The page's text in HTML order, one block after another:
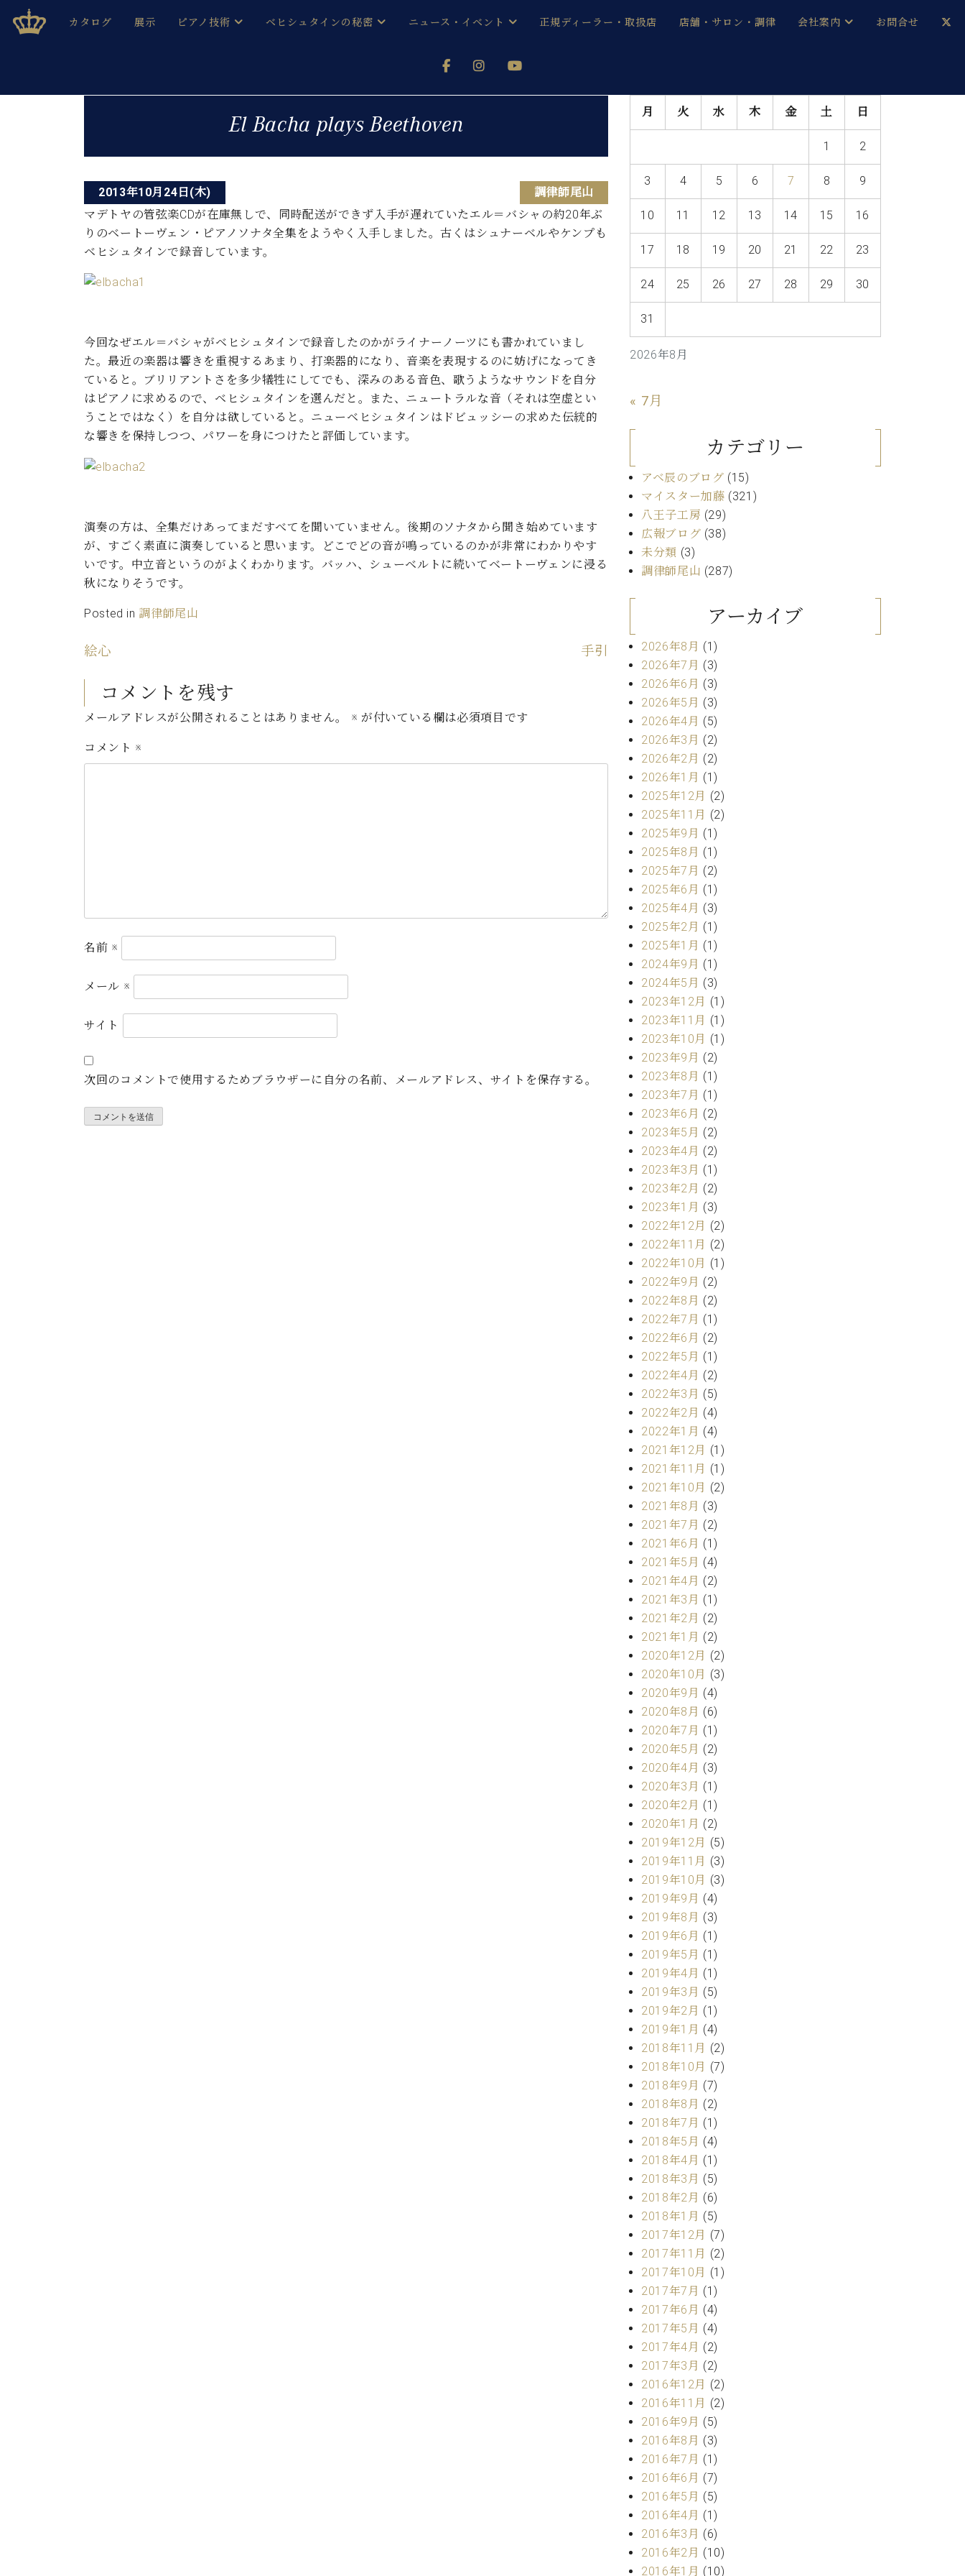
ベヒシュタインジャパン公式サイト
BECHSTEIN JAPAN Official Site
カタログ
C.ベヒシュタイン コンサート/C.ベヒシュタイン レジデンス
グランドピアノ
アップライトピアノ
C.ベヒシュタイン アカデミー
W.ホフマン プロフェッショナル
W.ホフマン トラディション
C.BECHSTEIN Digital(ベヒシュタイン デジタル)
展示 ピアノ技術
音色とタッチ
み
ピアノ製造番号
ベヒシュタインの秘密
ベヒシュタインを弾く前に
納入実績 音楽教室
ご愛用者の声
ニュース・イベント
メルマガ会員登録ご案内
(入荷情報等)
(お知らせ・メディア情報)
キャンペーン
コンクール
音楽教室
正規ディーラー・取扱店 店舗・サロン・調律
ベヒシュタイン・シューレ音楽教室
ベヒシュタイン・セントラム 東京
ホール・スタジオレンタル
ホール・スタジオ空き状況
動画収録サービス
セントラム東京のご案内(PDF)
お問い合わせ
本社：八王子・技術営業センター
スタッフご挨拶
アーティストカスタマーサービス(調律)
アフターサービス(調律)
尾山調律師のブログ Die Musikgasse（音楽の小道）
会社案内
採用情報
ベヒシュタイン・サロン会員
ベヒシュタイン・ジャパンブログ
お問合せ
El Bacha plays Beethoven
2013年10月24日(木)
調律師尾山
マデトヤの管弦楽CDが在庫無しで、同時配送ができず入手が遅れていたエル＝バシャの約20年ぶ
りのベートーヴェン・ピアノソナタ全集をようやく入手しました。古くはシュナーベルやケンプも
ベヒシュタインで録音しています。
今回なぜエル＝バシャがベヒシュタインで録音したのかがライナーノーツにも書かれていまし
た。最近の楽器は響きを重視するあまり、打楽器的になり、音楽を表現するのに妨げになってき
ていると。ブリリアントさを多少犠牲にしてでも、深みのある音色、歌うようなサウンドを自分
はピアノに求めるので、ベヒシュタインを選んだと。また、ニュートラルな音（それは空虚とい
うことではなく）を自分は欲していると。ニューベヒシュタインはドビュッシーの求めた伝統的
な響きを保持しつつ、パワーを身につけたと評価しています。
演奏の方は、全集だけあってまだすべてを聞いていません。後期のソナタから聞き始めています
が、すごく素直に演奏していると思います。どこでどの音が鳴っているのかが非常にわかりやす
いです。中立音というのがよくわかります。バッハ、シューベルトに続いてベートーヴェンに浸る
秋になりそうです。
Posted in 調律師尾山
ナ
ビ
ゲ
ー
シ
絵心 手引
コメントを残す
メールアドレスが公開されることはありません。 ※ が付いている欄は必須項目です
コメント ※
名前 ※
メール ※
サイト
次回のコメントで使用するためブラウザーに自分の名前、メールアドレス、サイトを保存する。
2026年8月
月 火 水 木 金 土 日
1 2
3 4 5 6 7 8 9
10 11 12 13 14 15 16
17 18 19 20 21 22 23
24 25 26 27 28 29 30
31
« 7月
カテゴリー
アベ辰のブログ (15)
マイスター加藤 (321)
八王子工房 (29)
広報ブログ (38)
未分類 (3)
調律師尾山 (287)
アーカイブ
2026年8月 (1)
2026年7月 (3)
2026年6月 (3)
2026年5月 (3)
2026年4月 (5)
2026年3月 (2)
2026年2月 (2)
2026年1月 (1)
2025年12月 (2)
2025年11月 (2)
2025年9月 (1)
2025年8月 (1)
2025年7月 (2)
2025年6月 (1)
2025年4月 (3)
2025年2月 (1)
2025年1月 (1)
2024年9月 (1)
2024年5月 (3)
2023年12月 (1)
2023年11月 (1)
2023年10月 (1)
2023年9月 (2)
2023年8月 (1)
2023年7月 (1)
2023年6月 (2)
2023年5月 (2)
2023年4月 (2)
2023年3月 (1)
2023年2月 (2)
2023年1月 (3)
2022年12月 (2)
2022年11月 (2)
2022年10月 (1)
2022年9月 (2)
2022年8月 (2)
2022年7月 (1)
2022年6月 (2)
2022年5月 (1)
2022年4月 (2)
2022年3月 (5)
2022年2月 (4)
2022年1月 (4)
2021年12月 (1)
2021年11月 (1)
2021年10月 (2)
2021年8月 (3)
2021年7月 (2)
2021年6月 (1)
2021年5月 (4)
2021年4月 (2)
2021年3月 (1)
2021年2月 (2)
2021年1月 (2)
2020年12月 (2)
2020年10月 (3)
2020年9月 (4)
2020年8月 (6)
2020年7月 (1)
2020年5月 (2)
2020年4月 (3)
2020年3月 (1)
2020年2月 (1)
2020年1月 (2)
2019年12月 (5)
2019年11月 (3)
2019年10月 (3)
2019年9月 (4)
2019年8月 (3)
2019年6月 (1)
2019年5月 (1)
2019年4月 (1)
2019年3月 (5)
2019年2月 (1)
2019年1月 (4)
2018年11月 (2)
2018年10月 (7)
2018年9月 (7)
2018年8月 (2)
2018年7月 (1)
2018年5月 (4)
2018年4月 (1)
2018年3月 (5)
2018年2月 (6)
2018年1月 (5)
2017年12月 (7)
2017年11月 (2)
2017年10月 (1)
2017年7月 (1)
2017年6月 (4)
2017年5月 (4)
2017年4月 (2)
2017年3月 (2)
2016年12月 (2)
2016年11月 (2)
2016年9月 (5)
2016年8月 (3)
2016年7月 (1)
2016年6月 (7)
2016年5月 (5)
2016年4月 (1)
2016年3月 (6)
2016年2月 (10)
2016年1月 (10)